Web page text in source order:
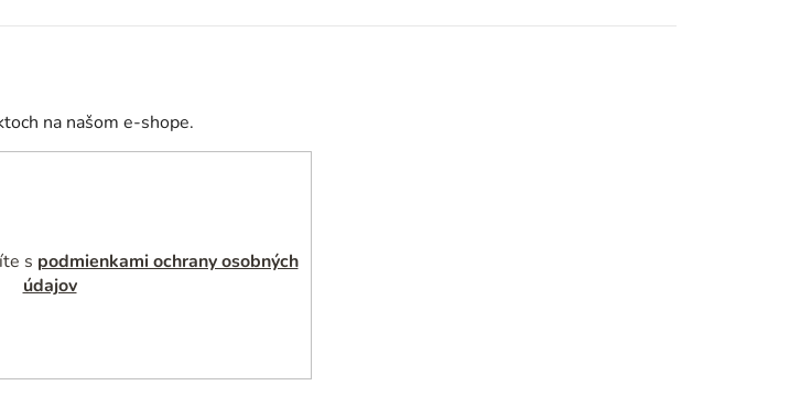
na našom e-shope.
s podmienkami ochrany osobných
údajov